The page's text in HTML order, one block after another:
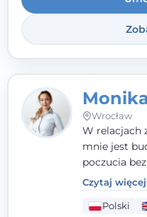
relacjach z
również
zasobach.
Wrocław
W relacjach
mnie jest
poczucia
poznawczo-
które
(TSR). Te
Czytaj więcej
Polski